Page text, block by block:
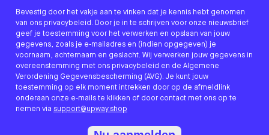
Bevestig door het vakje aan te vinken dat je kennis hebt genomen
van ons privacybeleid. Door je in te schrijven voor onze nieuwsbrief
geef je toestemming voor het verwerken en opslaan van jouw
gegevens, zoals je e-mailadres en (indien opgegeven) je
voornaam, achternaam en geslacht. Wij verwerken jouw gegevens in
overeenstemming met ons privacybeleid en de Algemene
Verordening Gegevensbescherming (AVG). Je kunt jouw
toestemming op elk moment intrekken door op de afmeldlink
onderaan onze e-mails te klikken of door contact met ons op te
nemen via support@upway.shop